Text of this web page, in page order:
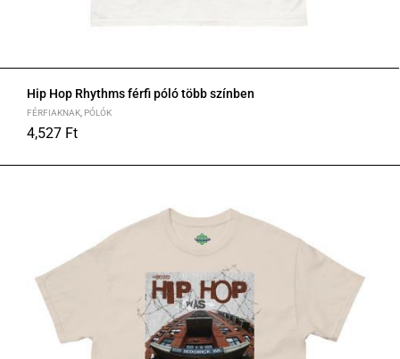
Hip Hop Rhythms férfi póló több színben
FÉRFIAKNAK PÓLÓK
4,527 Ft